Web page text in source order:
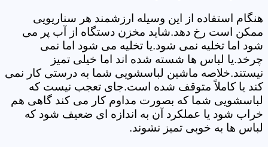
هنگام استفاده از این وسیله ارزشمند هر سناریویی
ممکن است رخ دهد.شاید مخزن دستگاه از آب پر می
شود اما تخلیه نمی شود.یا تخلیه می شود اما نمی
چرخد.یا لباس ها شسته شده اند اما خیلی تمیز
نیستند.خلاصه ماشین لباسشویی شما به درستی کار نمی
کند یا کاملاً متوقف شده است.جای تعجب نیست که
لباسشویی شما که بصورت مداوم کار می کند گاهی هم
خراب شود یا عملکرد آن به اندازه ای ضعیف شود که
لباس ها به خوبی تمیز نشوند.